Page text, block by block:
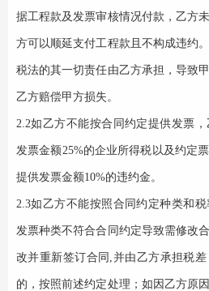
据工程款及发票审核情况付款，乙方
方可以顺延支付工程款且不构成违约
税法的其一切责任由乙方承担，导致
乙方赔偿甲方损失。
2.2如乙方不能按合同约定提供发票
发票金额25%的企业所得税以及约定
提供发票金额10%的违约金。
2.3如乙方不能按照合同约定种类和
发票种类不符合合同约定导致需修改
改并重新签订合同,并由乙方承担税
的，按照前述约定处理；如因乙方原